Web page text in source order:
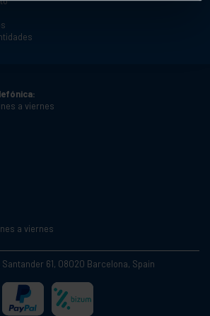
a viernes
a viernes
61, 08020 Barcelona, Spain